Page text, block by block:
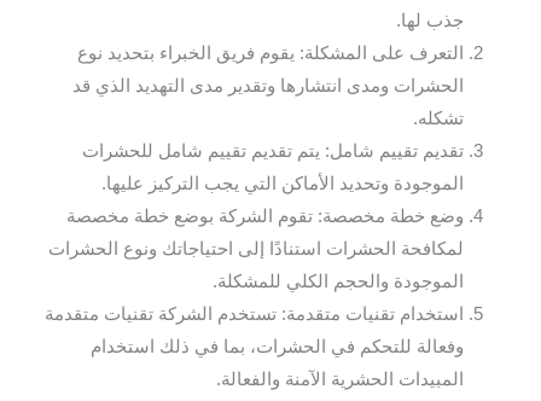
جذب لها.
التعرف على المشكلة: يقوم فريق الخبراء بتحديد نوع
الحشرات ومدى انتشارها وتقدير مدى التهديد الذي قد
تشكله.
تقديم تقييم شامل: يتم تقديم تقييم شامل للحشرات
الموجودة وتحديد الأماكن التي يجب التركيز عليها.
وضع خطة مخصصة: تقوم الشركة بوضع خطة مخصصة
لمكافحة الحشرات استنادًا إلى احتياجاتك ونوع الحشرات
الموجودة والحجم الكلي للمشكلة.
استخدام تقنيات متقدمة: تستخدم الشركة تقنيات متقدمة
وفعالة للتحكم في الحشرات، بما في ذلك استخدام
المبيدات الحشرية الآمنة والفعالة.